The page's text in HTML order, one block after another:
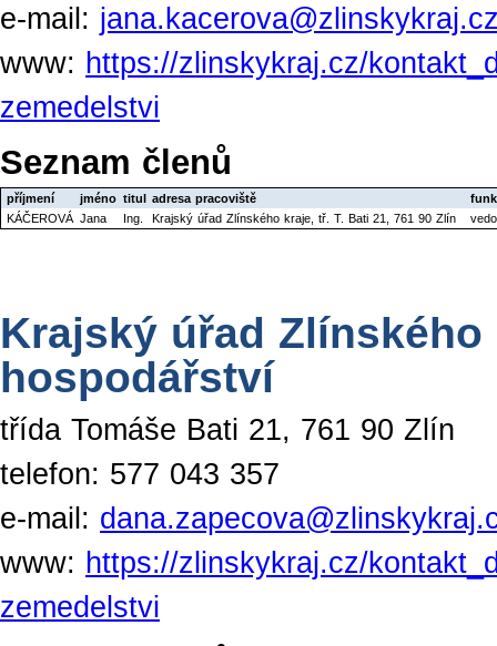
e-mail:
www: https://zlinskykraj.cz/
zemedelstvi
Seznam členů
příjmení jméno titul adresa pracoviště
KÁČEROVÁ Jana Ing. Krajský úřad Zlínského kraje, tř. T. Bati 21, 761 90 Zlín
Krajský úřad
hospodářství
třída Tomáše Bati 21, 761 90 Zlín
telefon: 577 043 357
e-mail:
www: https://zlinskykraj.cz/
zemedelstvi